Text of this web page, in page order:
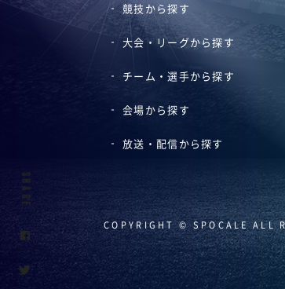
競技から探す
大会・リーグから探す
チーム・選手から探す
会場から探す
放送・配信から探す
COPYRIGHT © SPOCALE ALL
SHARE